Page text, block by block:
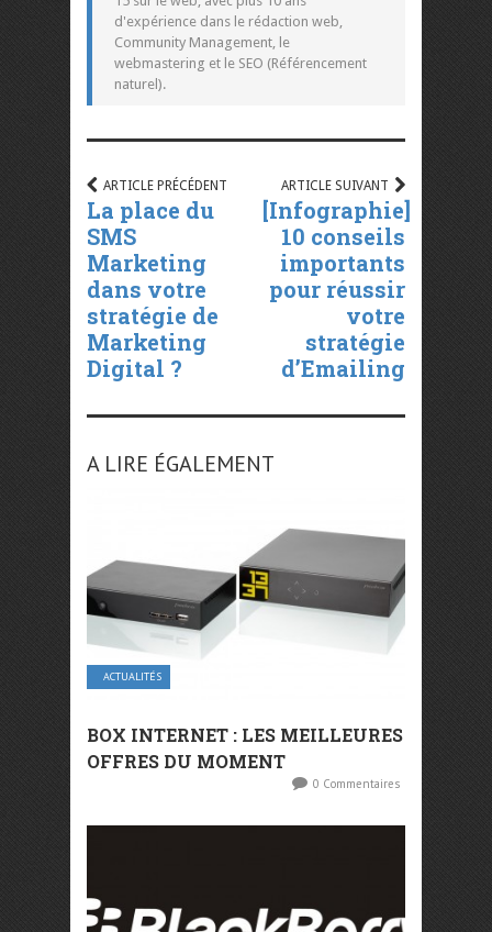
d'expérience dans le rédaction web,
Community Management, le
webmastering et le SEO (Référencement
naturel).
ARTICLE PRÉCÉDENT
La place du
SMS
Marketing
dans votre
stratégie de
Marketing
Digital ?
ARTICLE SUIVANT
[Infographie]
10 conseils
importants
pour réussir
votre
stratégie
d’Emailing
A LIRE ÉGALEMENT
ACTUALITÉS
BOX INTERNET : LES MEILLEURES
OFFRES DU MOMENT
0 Commentaires